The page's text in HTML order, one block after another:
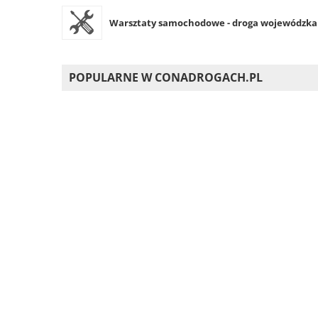
Warsztaty samochodowe - droga wojewódzka
POPULARNE W CONADROGACH.PL